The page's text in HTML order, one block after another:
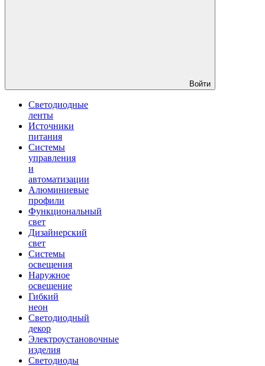
Войти
Светодиодные
ленты
Источники
питания
Системы
управления
и
автоматизации
Алюминиевые
профили
Функциональный
свет
Дизайнерский
свет
Системы
освещения
Наружное
освещение
Гибкий
неон
Светодиодный
декор
Электроустановочные
изделия
Светодиоды